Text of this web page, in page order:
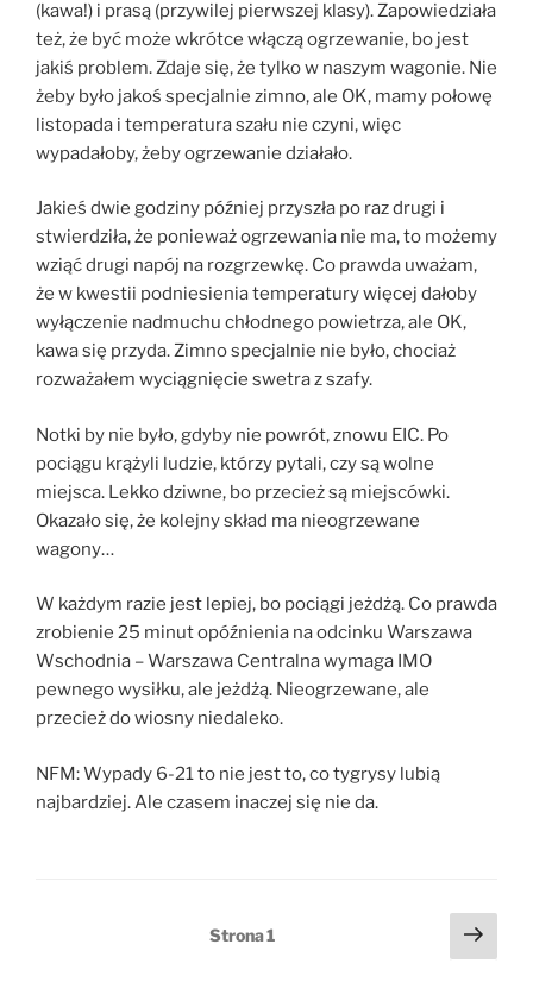
(kawa!) i prasą (przywilej pierwszej klasy). Zapowiedziała
też, że być może wkrótce włączą ogrzewanie, bo jest
jakiś problem. Zdaje się, że tylko w naszym wagonie. Nie
żeby było jakoś specjalnie zimno, ale OK, mamy połowę
listopada i temperatura szału nie czyni, więc
wypadałoby, żeby ogrzewanie działało.
Jakieś dwie godziny później przyszła po raz drugi i
stwierdziła, że ponieważ ogrzewania nie ma, to możemy
wziąć drugi napój na rozgrzewkę. Co prawda uważam,
że w kwestii podniesienia temperatury więcej dałoby
wyłączenie nadmuchu chłodnego powietrza, ale OK,
kawa się przyda. Zimno specjalnie nie było, chociaż
rozważałem wyciągnięcie swetra z szafy.
Notki by nie było, gdyby nie powrót, znowu EIC. Po
pociągu krążyli ludzie, którzy pytali, czy są wolne
miejsca. Lekko dziwne, bo przecież są miejscówki.
Okazało się, że kolejny skład ma nieogrzewane
wagony…
W każdym razie jest lepiej, bo pociągi jeżdżą. Co prawda
zrobienie 25 minut opóźnienia na odcinku Warszawa
Wschodnia – Warszawa Centralna wymaga IMO
pewnego wysiłku, ale jeżdżą. Nieogrzewane, ale
przecież do wiosny niedaleko.
NFM: Wypady 6-21 to nie jest to, co tygrysy lubią
najbardziej. Ale czasem inaczej się nie da.
Strona1